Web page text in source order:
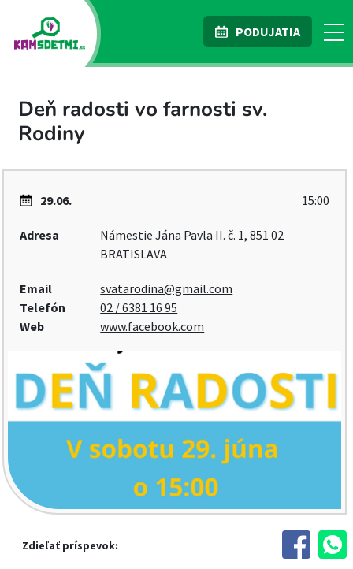
PODUJATIA
Deň radosti vo farnosti sv.
Rodiny
29.06. 15:00
Adresa
Námestie Jána Pavla II. č. 1, 851 02
BRATISLAVA
Email
svatarodina@gmail.com
Telefón
02 / 6381 16 95
Web
www.facebook.com
Zdieľať príspevok: